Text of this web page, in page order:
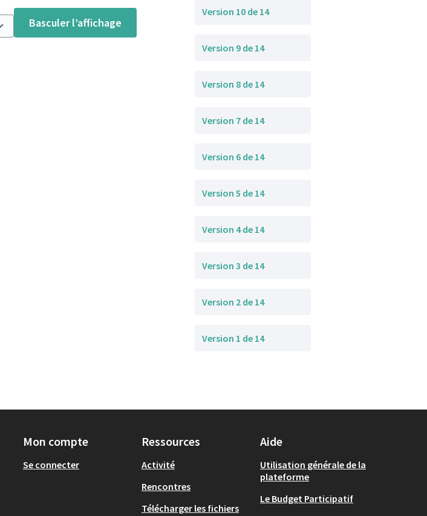
Basculer l’affichage
Version 10 de 14
Version 9 de 14
Version 8 de 14
Version 7 de 14
Version 6 de 14
Version 5 de 14
Version 4 de 14
Version 3 de 14
Version 2 de 14
Version 1 de 14
Mon compte
Se connecter
Ressources
Activité
Rencontres
Télécharger les fichiers
Aide
Utilisation générale de la
plateforme
Le Budget Participatif